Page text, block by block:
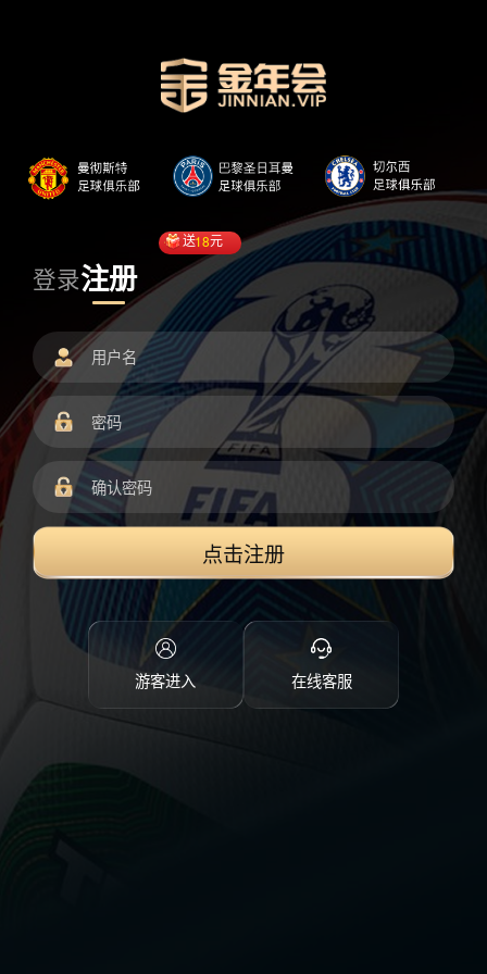
登录注册
送18元
点击注册
游客进入 在线客服